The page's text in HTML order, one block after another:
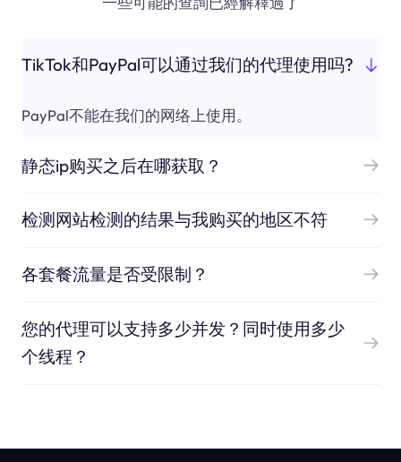
TikTok和PayPal可以通过我们的代理使用吗?
PayPal不能在我们的网络上使用。
静态ip购买之后在哪获取？
检测网站检测的结果与我购买的地区不符
各套餐流量是否受限制？
您的代理可以支持多少并发？同时使用多少
个线程？